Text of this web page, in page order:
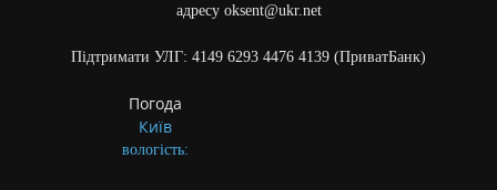
адресу oksent@ukr.net
Підтримати УЛГ: 4149 6293 4476 4139 (ПриватБанк)
Погода
Київ
вологість: